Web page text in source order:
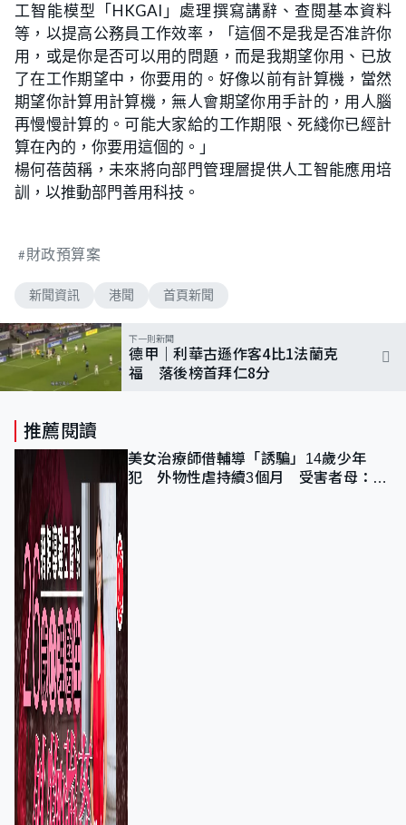
工智能模型「HKGAI」處理撰寫講辭、查閲基本資料
等，以提高公務員工作效率，「這個不是我是否准許你
用，或是你是否可以用的問題，而是我期望你用、已放
了在工作期望中，你要用的。好像以前有計算機，當然
期望你計算用計算機，無人會期望你用手計的，用人腦
再慢慢計算的。可能大家給的工作期限、死綫你已經計
算在內的，你要用這個的。」
楊何蓓茵稱，未來將向部門管理層提供人工智能應用培
訓，以推動部門善用科技。
財政預算案
新聞資訊 港聞 首頁新聞
下一則新聞
德甲｜利華古遜作客4比1法蘭克
福 落後榜首拜仁8分
推薦閱讀
美女治療師借輔導「誘騙」14歲少年
犯 外物性虐持續3個月 受害者母：要